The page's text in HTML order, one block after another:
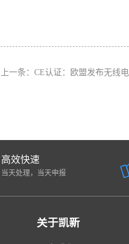
上一条： CE认证：欧盟发布无线
高效快速
当天处理，当天申报
关于凯新